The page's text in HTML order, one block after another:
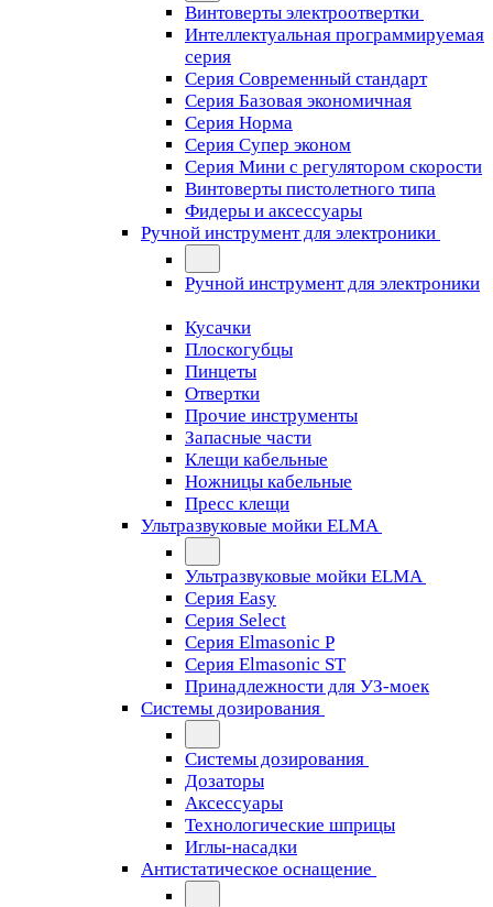
Винтоверты электроотвертки
Интеллектуальная программируемая
серия
Серия Современный стандарт
Серия Базовая экономичная
Серия Норма
Серия Cупер эконом
Серия Мини с регулятором скорости
Винтоверты пистолетного типа
Фидеры и аксессуары
Ручной инструмент для электроники
Ручной инструмент для электроники
Кусачки
Плоскогубцы
Пинцеты
Отвертки
Прочие инструменты
Запасные части
Клещи кабельные
Ножницы кабельные
Пресс клещи
Ультразвуковые мойки ELMA
Ультразвуковые мойки ELMA
Серия Easy
Серия Select
Серия Elmasonic P
Серия Elmasonic ST
Принадлежности для УЗ-моек
Системы дозирования
Системы дозирования
Дозаторы
Аксессуары
Технологические шприцы
Иглы-насадки
Антистатическое оснащение